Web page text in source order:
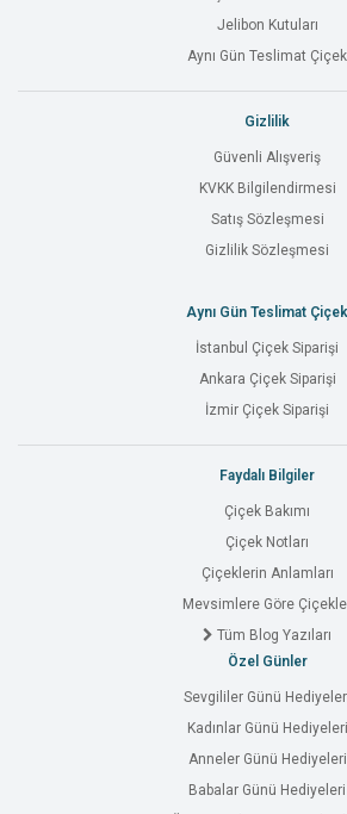
Jelibon Kutuları
Aynı Gün Teslimat Çiçek
Gizlilik
Güvenli Alışveriş
KVKK Bilgilendirmesi
Satış Sözleşmesi
Gizlilik Sözleşmesi
Aynı Gün Teslimat Çiçek
İstanbul Çiçek Siparişi
Ankara Çiçek Siparişi
İzmir Çiçek Siparişi
Faydalı Bilgiler
Çiçek Bakımı
Çiçek Notları
Çiçeklerin Anlamları
Mevsimlere Göre
Tüm Blog Yazıları
Özel Günler
Sevgililer Günü
Kadınlar Günü Hediyeleri
Anneler Günü Hediyeleri
Babalar Günü Hediyeleri